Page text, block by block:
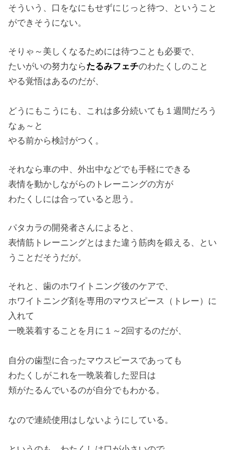
そういう、口をなにもせずにじっと待つ、ということ
ができそうにない。
そりゃ～美しくなるためには待つことも必要で、
たいがいの努力ならたるみフェチのわたくしのこと
やる覚悟はあるのだが、
どうにもこうにも、これは多分続いても１週間だろう
なぁ～と
やる前から検討がつく。
それなら車の中、外出中などでも手軽にできる
表情を動かしながらのトレーニングの方が
わたくしには合っていると思う。
パタカラの開発者さんによると、
表情筋トレーニングとはまた違う筋肉を鍛える、とい
うことだそうだが。
それと、歯のホワイトニング後のケアで、
ホワイトニング剤を専用のマウスピース（トレー）に
入れて
一晩装着することを月に１～2回するのだが、
自分の歯型に合ったマウスピースであっても
わたくしがこれを一晩装着した翌日は
頬がたるんでいるのが自分でもわかる。
なので連続使用はしないようにしている。